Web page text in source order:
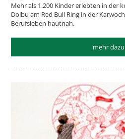
Mehr als 1.200 Kinder erlebten in der
Dolbu am Red Bull Ring in der
Berufsleben hautnah.
mehr